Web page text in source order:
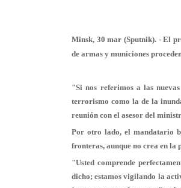
Minsk, 30 mar (Sputnik). - El
de armas y municiones
"Si nos referimos a las
terrorismo como la de la
reunión con el asesor del
Por otro lado, el mandatario
fronteras, aunque no crea en la
"Usted comprende
dicho; estamos vigilando la